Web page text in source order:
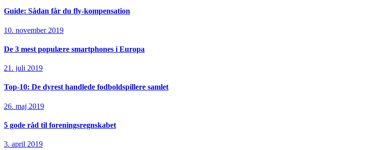
Guide: Sådan får du fly-kompensation
10. november 2019
De 3 mest populære smartphones i Europa
21. juli 2019
Top-10: De dyrest handlede fodboldspillere samlet
26. maj 2019
5 gode råd til foreningsregnskabet
3. april 2019